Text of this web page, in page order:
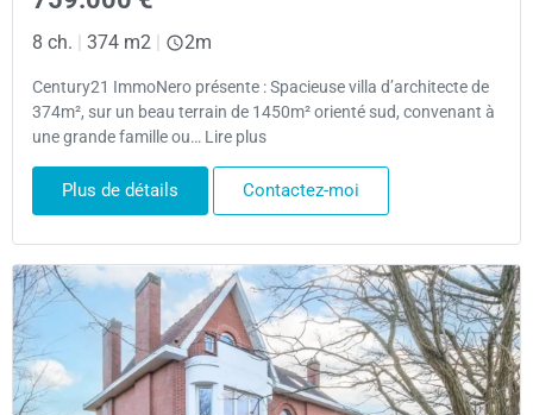
8 ch. 374 m2 2m
Century21 ImmoNero présente : Spacieuse villa d’architecte de
374m², sur un beau terrain de 1450m² orienté sud, convenant à
une grande famille ou… Lire plus
Plus de détails Contactez-moi